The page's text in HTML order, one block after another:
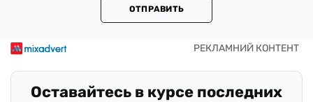
ОТПРАВИТЬ
Оставайтесь в курсе последних